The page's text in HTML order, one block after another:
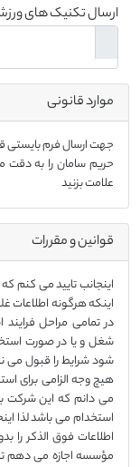
ارسال تکنیک های
موارد قانونی
جهت ارسال فرم بایستی
حریم سامان را به دقت
علامت بزنید
قوانین و مقررات
اینجانب تایید می کنم
اینکه هرگونه اطلاعات
در تمامی مراحل
شغل و یا در صورت
شود شرایط را قبول می
هیچ وجه الزامی برای
می دانم که این شرکت
استخدام می باشد لذا
اطلاعات فوق الذکر را
مؤسسه اجازه می دهم